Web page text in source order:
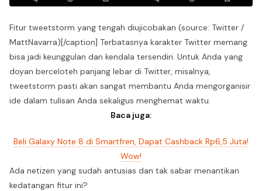
Fitur tweetstorm yang tengah diujicobakan (source: Twitter /
MattNavarra)[/caption] Terbatasnya karakter Twitter memang
bisa jadi keunggulan dan kendala tersendiri. Untuk Anda yang
doyan berceloteh panjang lebar di Twitter, misalnya,
tweetstorm pasti akan sangat membantu Anda mengorganisir
ide dalam tulisan Anda sekaligus menghemat waktu.
Baca juga:
Beli Galaxy Note 8 di Smartfren, Dapat Cashback Rp6,5 Juta!
Wow!
Ada netizen yang sudah antusias dan tak sabar menantikan
kedatangan fitur ini?